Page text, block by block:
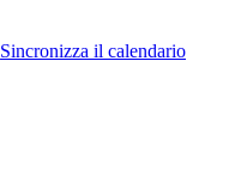
Sincronizza il calendario